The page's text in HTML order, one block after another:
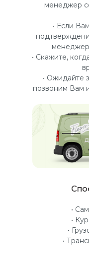
менеджер
• Если
• Скажите,
• Ожидайте
позвоним Вам
•
•
•
•